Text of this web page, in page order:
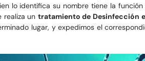
lo identifica su nombre tiene la
realiza un tratamiento de Desinfección
lugar, y expedimos el